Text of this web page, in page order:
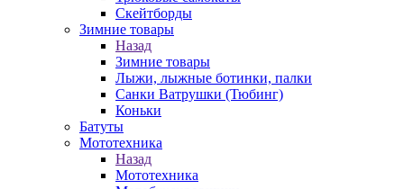
Скейтборды
Зимние товары
Назад
Зимние товары
Лыжи, лыжные ботинки, палки
Санки Ватрушки (Тюбинг)
Коньки
Батуты
Мототехника
Назад
Мототехника